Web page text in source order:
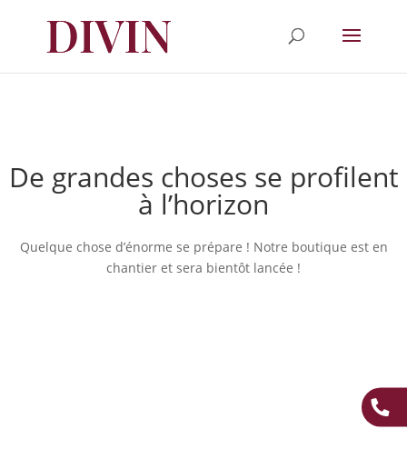
De grandes choses se profilent
à l’horizon
Quelque chose d’énorme se prépare ! Notre boutique est en
chantier et sera bientôt lancée !